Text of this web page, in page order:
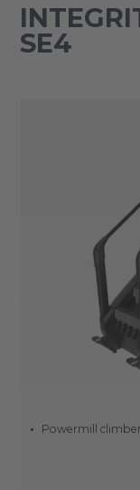
SE4
Powermill climber